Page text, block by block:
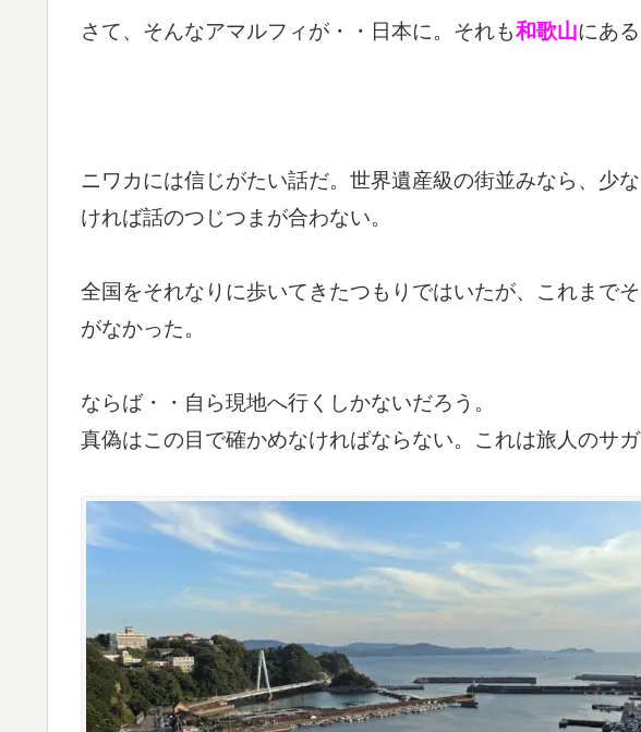
さて、そんなアマルフィが・・日本に。それも和歌山にある
ニワカには信じがたい話だ。世界遺産級の街並みなら、少
ければ話のつじつまが合わない。
全国をそれなりに歩いてきたつもりではいたが、これまで
がなかった。
ならば・・自ら現地へ行くしかないだろう。
真偽はこの目で確かめなければならない。これは旅人のサガ